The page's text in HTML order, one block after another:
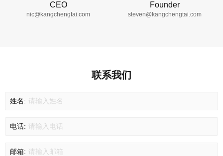
CEO
nic@kangchengtai.com
Founder
steven@kangchengtai.com
联系我们
姓名:
电话:
邮箱: